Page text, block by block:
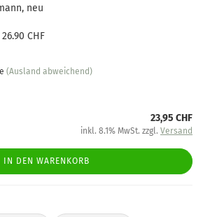
neu
CHF
(Ausland abweichend)
23,95 CHF
inkl. 8.1% MwSt. zzgl. Versand
IN DEN WARENKORB